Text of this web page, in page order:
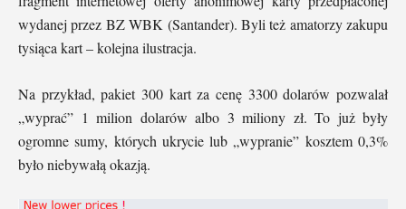
wydanej przez BZ WBK (Santander). Byli też amatorzy zakupu
tysiąca kart – kolejna ilustracja.
Na przykład, pakiet 300 kart za cenę 3300 dolarów pozwalał
„wyprać” 1 milion dolarów albo 3 miliony zł. To już były
ogromne sumy, których ukrycie lub „wypranie” kosztem 0,3%
było niebywałą okazją.